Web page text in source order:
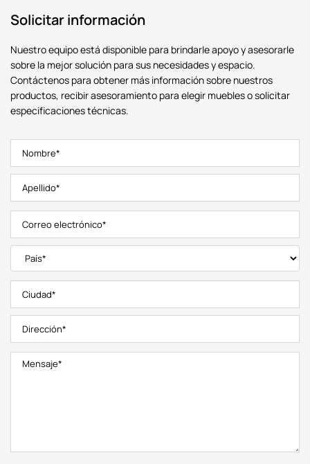
Solicitar información
Nuestro equipo está disponible para brindarle apoyo y asesorarle
sobre la mejor solución para sus necesidades y espacio.
Contáctenos para obtener más información sobre nuestros
productos, recibir asesoramiento para elegir muebles o solicitar
especificaciones técnicas.